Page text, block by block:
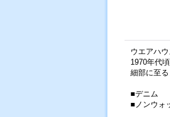
ウエアハ
1970年代
細部に至
■デニム
■ノンウォ